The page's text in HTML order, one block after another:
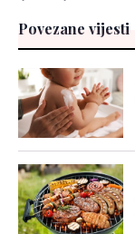
Povezane vijesti